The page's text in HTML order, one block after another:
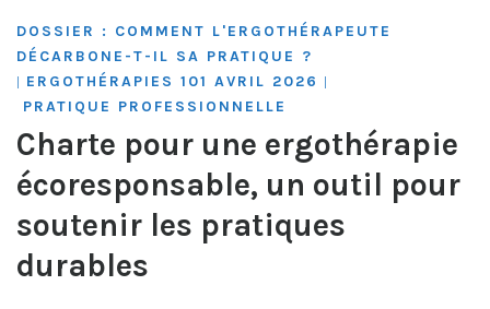
DOSSIER : COMMENT L'ERGOTHÉRAPEUTE
DÉCARBONE-T-IL SA PRATIQUE ?
ERGOTHÉRAPIES 101 AVRIL 2026
PRATIQUE PROFESSIONNELLE
Charte pour une ergothérapie
écoresponsable, un outil pour
soutenir les pratiques
durables